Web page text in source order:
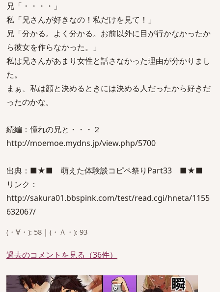
兄「・・・・」
私「兄さんが好きなの！私だけを見て！」
兄「分かる。よく分かる。お前以外に目が行かなかったか
ら彼女を作らなかった。」
私は兄さんがあまり女性と話さなかった理由が分かりまし
た。
まぁ、私は顔と決めるときには決める人だったから好きだ
ったのかな。
続編：憧れの兄と・・・２
http://moemoe.mydns.jp/view.php/5700
出典：■★■ 萌えた体験談コピペ祭りPart33 ■★■
リンク：
http://sakura01.bbspink.com/test/read.cgi/hneta/1155
632067/
(・∀・): 58 | (・Ａ・): 93
過去のコメントを見る（36件）